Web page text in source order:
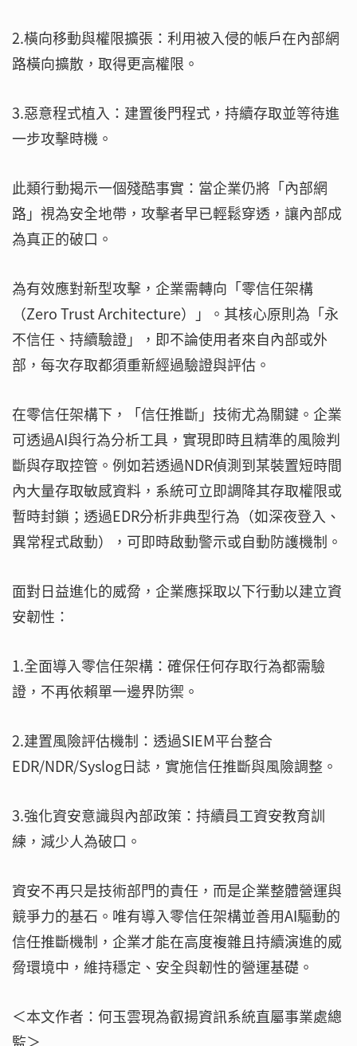
2.橫向移動與權限擴張：利用被入侵的帳戶在內部網
路橫向擴散，取得更高權限。
3.惡意程式植入：建置後門程式，持續存取並等待進
一步攻擊時機。
此類行動揭示一個殘酷事實：當企業仍將「內部網
路」視為安全地帶，攻擊者早已輕鬆穿透，讓內部成
為真正的破口。
為有效應對新型攻擊，企業需轉向「零信任架構
（Zero Trust Architecture）」。其核心原則為「永
不信任、持續驗證」，即不論使用者來自內部或外
部，每次存取都須重新經過驗證與評估。
在零信任架構下，「信任推斷」技術尤為關鍵。企業
可透過AI與行為分析工具，實現即時且精準的風險判
斷與存取控管。例如若透過NDR偵測到某裝置短時間
內大量存取敏感資料，系統可立即調降其存取權限或
暫時封鎖；透過EDR分析非典型行為（如深夜登入、
異常程式啟動），可即時啟動警示或自動防護機制。
面對日益進化的威脅，企業應採取以下行動以建立資
安韌性：
1.全面導入零信任架構：確保任何存取行為都需驗
證，不再依賴單一邊界防禦。
2.建置風險評估機制：透過SIEM平台整合
EDR/NDR/Syslog日誌，實施信任推斷與風險調整。
3.強化資安意識與內部政策：持續員工資安教育訓
練，減少人為破口。
資安不再只是技術部門的責任，而是企業整體營運與
競爭力的基石。唯有導入零信任架構並善用AI驅動的
信任推斷機制，企業才能在高度複雜且持續演進的威
脅環境中，維持穩定、安全與韌性的營運基礎。
＜本文作者：何玉雲現為叡揚資訊系統直屬事業處總
監＞